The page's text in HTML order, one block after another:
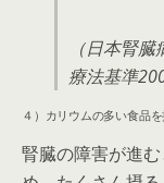
（日本腎
療法基準
４）カリウムの多い食品
腎臓の障害が進